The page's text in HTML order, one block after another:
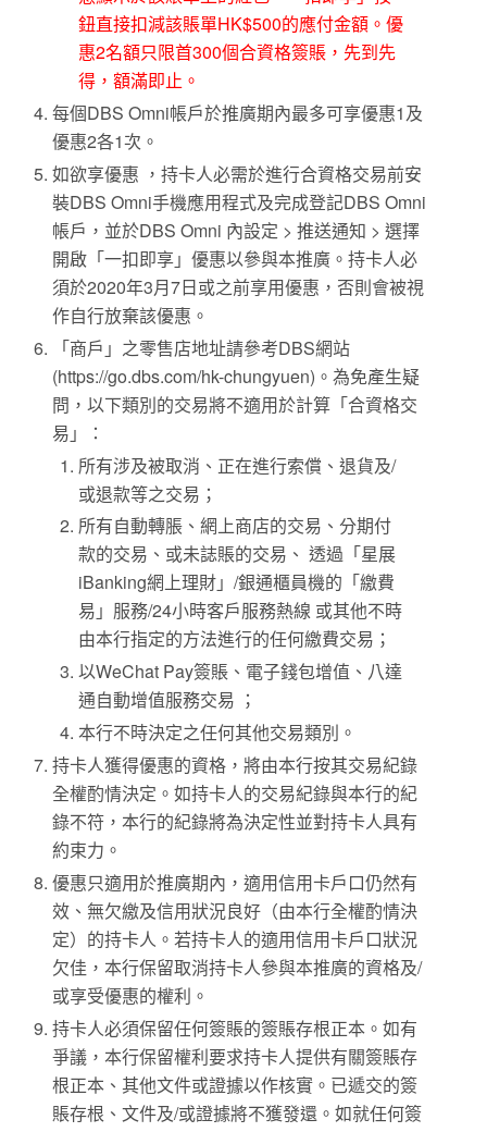
鈕直接扣減該賬單HK$500的應付金額。優
惠2名額只限首300個合資格簽賬，先到先
得，額滿即止。
每個DBS Omni帳戶於推廣期內最多可享優惠1及
優惠2各1次。
如欲享優惠 ，持卡人必需於進行合資格交易前安
裝DBS Omni手機應用程式及完成登記DBS Omni
帳戶，並於DBS Omni 內設定 > 推送通知 > 選擇
開啟「一扣即享」優惠以參與本推廣。持卡人必
須於2020年3月7日或之前享用優惠，否則會被視
作自行放棄該優惠。
「商戶」之零售店地址請參考DBS網站
(https://go.dbs.com/hk-chungyuen)。為免產生疑
問，以下類別的交易將不適用於計算「合資格交
易」：
所有涉及被取消、正在進行索償、退貨及/
或退款等之交易；
所有自動轉脹、網上商店的交易、分期付
款的交易、或未誌賬的交易、 透過「星展
iBanking網上理財」/銀通櫃員機的「繳費
易」服務/24小時客戶服務熱線 或其他不時
由本行指定的方法進行的任何繳費交易；
以WeChat Pay簽賬、電子錢包增值、八達
通自動增值服務交易 ；
本行不時決定之任何其他交易類別。
持卡人獲得優惠的資格，將由本行按其交易紀錄
全權酌情決定。如持卡人的交易紀錄與本行的紀
錄不符，本行的紀錄將為決定性並對持卡人具有
約束力。
優惠只適用於推廣期內，適用信用卡戶口仍然有
效、無欠繳及信用狀況良好（由本行全權酌情決
定）的持卡人。若持卡人的適用信用卡戶口狀況
欠佳，本行保留取消持卡人參與本推廣的資格及/
或享受優惠的權利。
持卡人必須保留任何簽賬的簽賬存根正本。如有
爭議，本行保留權利要求持卡人提供有關簽賬存
根正本、其他文件或證據以作核實。已遞交的簽
賬存根、文件及/或證據將不獲發還。如就任何簽